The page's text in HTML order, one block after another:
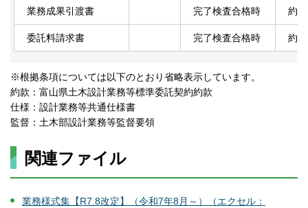
業務成果引渡書 完了検査合格時 約
委託料請求書 完了検査合格時 約
※根拠条項については以下のとおり省略表示しています。
約款：富山県土木設計業務等標準委託契約約款
仕様：設計業務等共通仕様書
監督：土木部設計業務等監督要領
関連ファイル
業務様式集【R7.8改定】（令和7年8月～）（エクセル：